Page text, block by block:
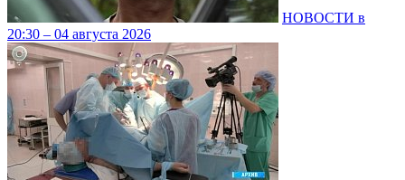
НОВОСТИ в
20:30 – 04 августа 2026